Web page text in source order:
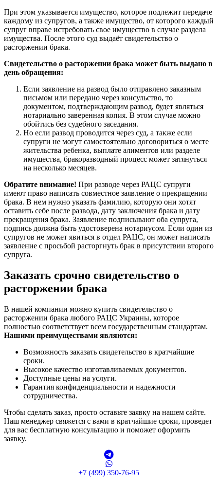
При этом указывается имущество, которое подлежит передаче
каждому из супругов, а также имущество, от которого каждый
супруг вправе истребовать свое имущество в случае раздела
имущества. После этого суд выдаёт свидетельство о
расторжении брака.
Свидетельство о расторжении брака может быть выдано в
день обращения:
Если заявление на развод было отправлено заказным
письмом или передано через консульство, то
документом, подтверждающим развод, будет являться
нотариально заверенная копия. В этом случае можно
обойтись без судебного заседания.
Но если развод проводится через суд, а также если
супруги не могут самостоятельно договориться о месте
жительства ребенка, выплате алиментов или разделе
имущества, бракоразводный процесс может затянуться
на несколько месяцев.
Обратите внимание! При разводе через РАЦС супруги
имеют право написать совместное заявление о прекращении
брака. В нем нужно указать фамилию, которую они хотят
оставить себе после развода, дату заключения брака и дату
прекращения брака. Заявление подписывают оба супруга,
подпись должна быть удостоверена нотариусом. Если один из
супругов не может явиться в отдел РАЦС, он может написать
заявление с просьбой расторгнуть брак в присутствии второго
супруга.
Заказать срочно свидетельство о
расторжении брака
В нашей компании можно купить свидетельство о
расторжении брака любого РАЦС Украины, которое
полностью соответствует всем государственным стандартам.
Нашими преимуществами являются:
Возможность заказать свидетельство в кратчайшие
сроки.
Высокое качество изготавливаемых документов.
Доступные цены на услуги.
Гарантия конфиденциальности и надежности
сотрудничества.
Чтобы сделать заказ, просто оставьте заявку на нашем сайте.
Наш менеджер свяжется с вами в кратчайшие сроки, проведет
для вас бесплатную консультацию и поможет оформить
заявку.
+7 (499) 350-76-95